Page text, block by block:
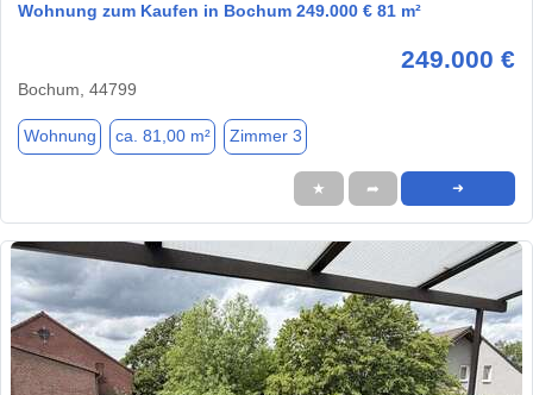
Wohnung zum Kaufen in Bochum 249.000 € 81 m²
249.000 €
Bochum, 44799
Wohnung ca. 81,00 m² Zimmer 3
★ ➦ ➜